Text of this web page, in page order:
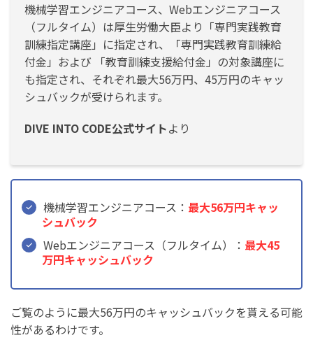
機械学習エンジニアコース、Webエンジニアコース
（フルタイム）は厚生労働大臣より「専門実践教育
訓練指定講座」に指定され、「専門実践教育訓練給
付金」および 「教育訓練支援給付金」の対象講座に
も指定され、それぞれ最大56万円、45万円のキャッ
シュバックが受けられます。
DIVE INTO CODE公式サイトより
機械学習エンジニアコース： 最大56万円キャッ
シュバック
Webエンジニアコース（フルタイム）： 最大45
万円キャッシュバック
ご覧のように最大56万円のキャッシュバックを貰える可能
性があるわけです。